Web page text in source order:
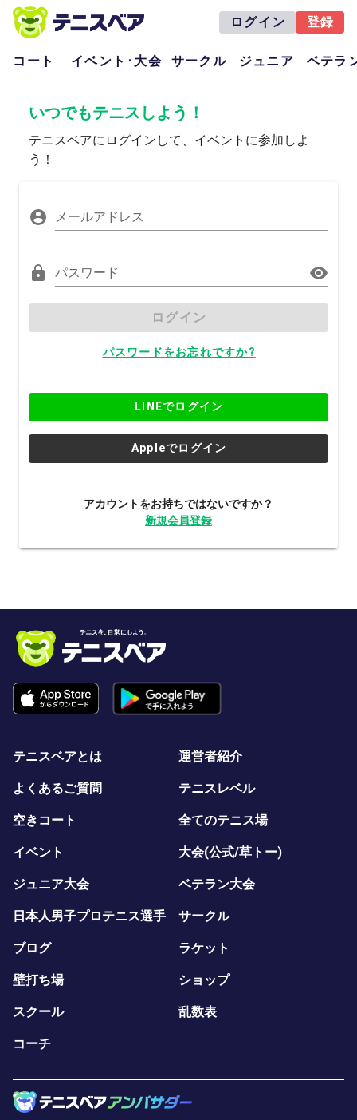
ログイン 登録
コート イベント･大会 サークル ジュニア ベテラ
いつでもテニスしよう！
テニスベアにログインして、イベントに参加しよ
う！
メールアドレス
パスワード
ログイン
パスワードをお忘れですか?
LINEでログイン
Appleでログイン
アカウントをお持ちではないですか？
新規会員登録
テニスベアとは 運営者紹介
よくあるご質問 テニスレベル
空きコート 全てのテニス場
イベント 大会(公式/草トー)
ジュニア大会 ベテラン大会
日本人男子プロテニス選手 サークル
ブログ ラケット
壁打ち場 ショップ
スクール 乱数表
コーチ